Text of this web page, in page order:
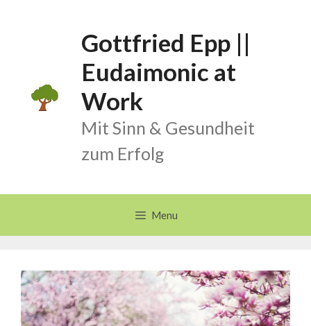
Gottfried Epp ||
Eudaimonic at
Work
Mit Sinn & Gesundheit
zum Erfolg
Menu